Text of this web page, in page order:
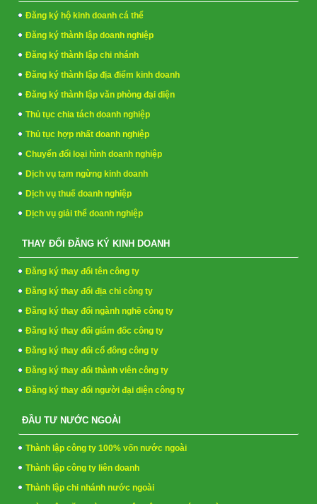
Đăng ký hộ kinh doanh cá thể
Đăng ký thành lập doanh nghiệp
Đăng ký thành lập chi nhánh
Đăng ký thành lập địa điểm kinh doanh
Đăng ký thành lập văn phòng đại diện
Thủ tục chia tách doanh nghiệp
Thủ tục hợp nhất doanh nghiệp
Chuyển đổi loại hình doanh nghiệp
Dịch vụ tạm ngừng kinh doanh
Dịch vụ thuế doanh nghiệp
Dịch vụ giải thể doanh nghiệp
THAY ĐỔI ĐĂNG KÝ KINH DOANH
Đăng ký thay đổi tên công ty
Đăng ký thay đổi địa chỉ công ty
Đăng ký thay đổi ngành nghề công ty
Đăng ký thay đổi giám đốc công ty
Đăng ký thay đổi cổ đông công ty
Đăng ký thay đổi thành viên công ty
Đăng ký thay đổi người đại diện công ty
ĐẦU TƯ NƯỚC NGOÀI
Thành lập công ty 100% vốn nước ngoài
Thành lập công ty liên doanh
Thành lập chi nhánh nước ngoài